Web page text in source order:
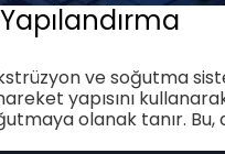
ve soğutma
yapısını
olanak tanır. Bu,